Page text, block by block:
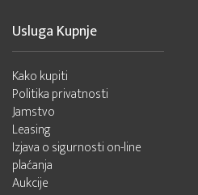
Usluga Kupnje
Kako kupiti
Politika privatnosti
Jamstvo
Leasing
Izjava o sigurnosti on-line
plaćanja
Aukcije